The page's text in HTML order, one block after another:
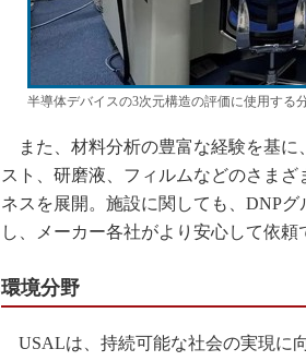
半導体デバイスの3次元構造の評価に使用する
また、材料分析の豊富な経験を基に
スト、研磨液、フィルムなどのさま
ネスを展開。施設に関しても、DNP
し、メーカー各社がより安心して依頼
環境分野
USALは、持続可能な社会の実現に